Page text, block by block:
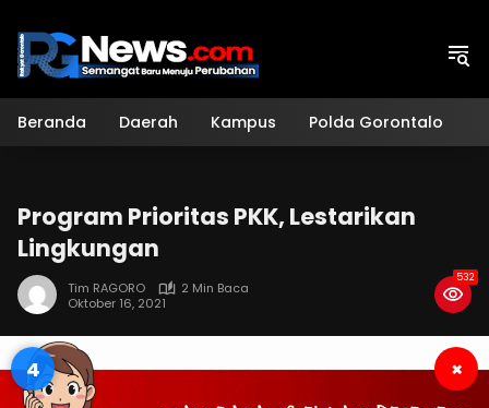
konten
Beranda Daerah Kampus Polda Gorontalo
Program Prioritas PKK, Lestarikan
Lingkungan
Tim RAGORO
2 Min Baca
Oktober 16, 2021
532
3 ×